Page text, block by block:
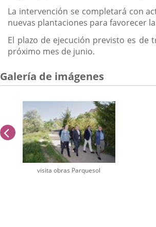
La intervención se completará con
nuevas plantaciones para favorecer
El plazo de ejecución previsto es
próximo mes de junio.
Galería de imágenes
visita obras Parquesol
anterior